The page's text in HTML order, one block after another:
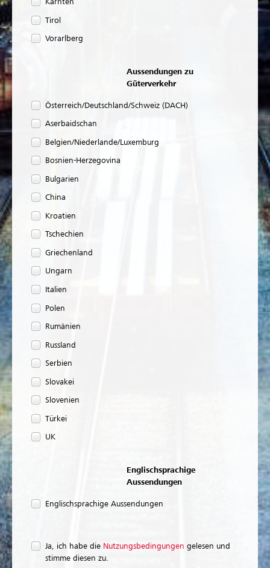
Tirol
Vorarlberg
Aussendungen zu
Güterverkehr
Österreich/Deutschland/Schweiz (DACH)
Aserbaidschan
Belgien/Niederlande/Luxemburg
Bosnien-Herzegovina
Bulgarien
China
Kroatien
Tschechien
Griechenland
Ungarn
Italien
Polen
Rumänien
Russland
Serbien
Slovakei
Slovenien
Türkei
UK
Englischsprachige
Aussendungen
Englischsprachige Aussendungen
Ja, ich habe die Nutzungsbedingungen gelesen und
stimme diesen zu.